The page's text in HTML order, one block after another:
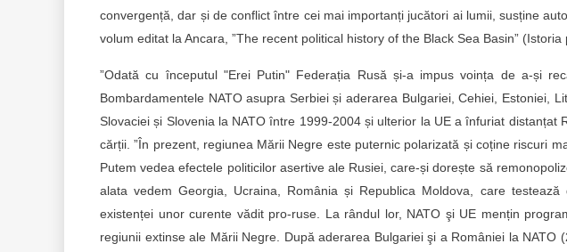
convergență, dar și de conflict între cei mai importanți jucători ai lumii, susține
volum editat la Ancara, ”The recent political history of the Black Sea Basin”
”Odată cu începutul "Erei Putin" Federația Rusă și-a impus voința de a-și
Bombardamentele NATO asupra Serbiei și aderarea Bulgariei, Cehiei, Estoniei,
Slovaciei și Slovenia la NATO între 1999-2004 și ulterior la UE a înfuriat distanțat
cărții. ”În prezent, regiunea Mării Negre este puternic polarizată și coține riscuri
Putem vedea efectele politicilor asertive ale Rusiei, care-și dorește să
alata vedem Georgia, Ucraina, România și Republica Moldova, care
existenței unor curente vădit pro-ruse. La rândul lor, NATO şi UE mențin
regiunii extinse ale Mării Negre. După aderarea Bulgariei şi a României la NATO